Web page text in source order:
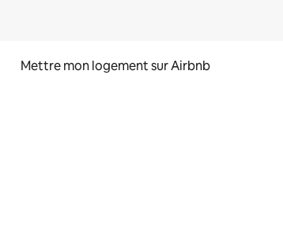
Mettre mon logement sur Airbnb